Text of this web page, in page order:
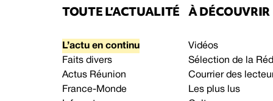
TOUTE L’ACTUALITÉ
L’actu en continu
Faits divers
Actus Réunion
France-Monde
À DÉCOUVRIR
Vidéos
Sélection de la
Courrier des
Les plus lus